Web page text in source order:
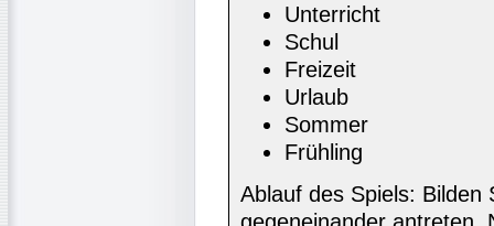
Unterricht
Schul
Freizeit
Urlaub
Sommer
Frühling
Ablauf des Spiels: Bilden